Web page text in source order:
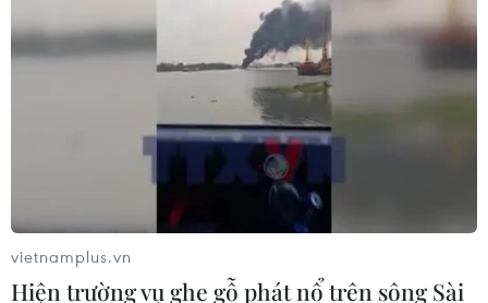
vietnamplus.vn
Hiện trường vụ ghe gỗ phát nổ trên sông Sài